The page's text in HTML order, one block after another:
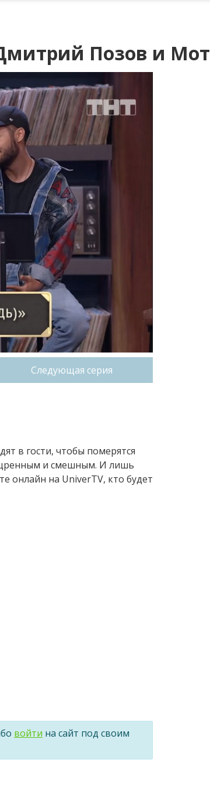
Позов и Мот
Следующая серия
в гости, чтобы померятся
и смешным. И лишь
онлайн на UniverTV, кто будет
войти на сайт под своим